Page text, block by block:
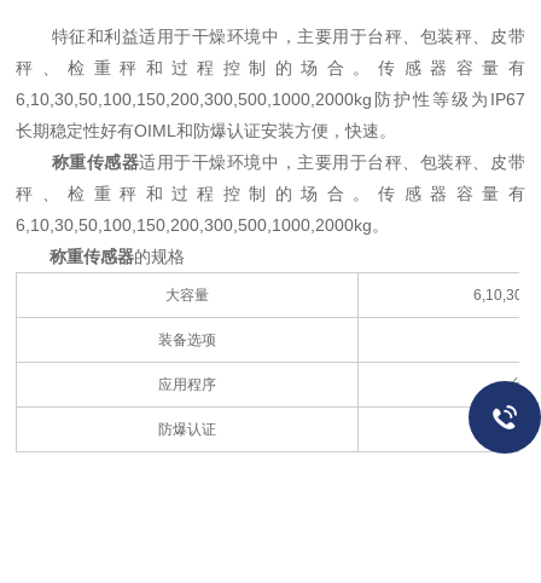
特征和利益适用于干燥环境中，主要用于台秤、包装秤、皮带
秤、检重秤和过程控制的场合。传感器容量有
6,10,30,50,100,150,200,300,500,1000,2000kg防护性等级为IP67
长期稳定性好有OIML和防爆认证安装方便，快速。
称重传感器适用于干燥环境中，主要用于台秤、包装秤、皮带
秤、检重秤和过程控制的场合。传感器容量有
6,10,30,50,100,150,200,300,500,1000,2000kg。
称重传感器的规格
大容量
装备选项
应用程序 台
防爆认证